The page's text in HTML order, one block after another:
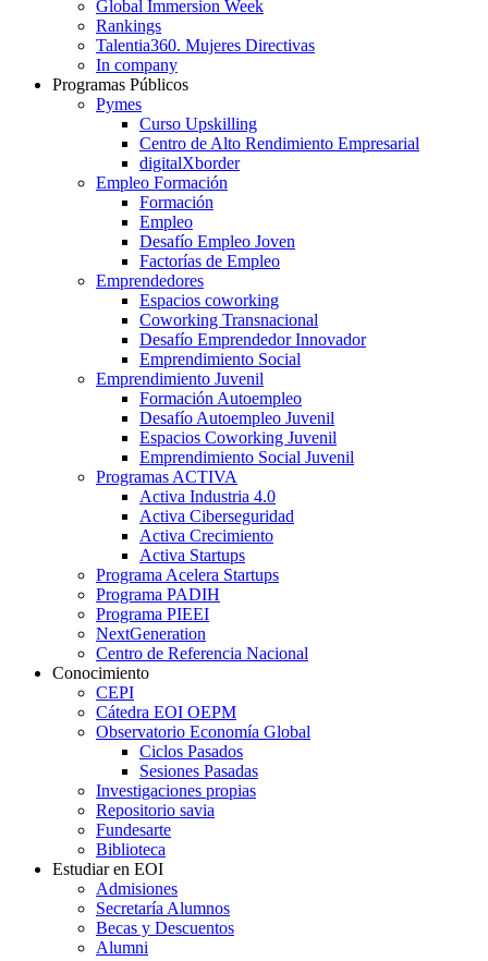
Global Immersion Week
Rankings
Talentia360. Mujeres Directivas
In company
Programas Públicos
Pymes
Curso Upskilling
Centro de Alto Rendimiento Empresarial
digitalXborder
Empleo Formación
Formación
Empleo
Desafío Empleo Joven
Factorías de Empleo
Emprendedores
Espacios coworking
Coworking Transnacional
Desafío Emprendedor Innovador
Emprendimiento Social
Emprendimiento Juvenil
Formación Autoempleo
Desafío Autoempleo Juvenil
Espacios Coworking Juvenil
Emprendimiento Social Juvenil
Programas ACTIVA
Activa Industria 4.0
Activa Ciberseguridad
Activa Crecimiento
Activa Startups
Programa Acelera Startups
Programa PADIH
Programa PIEEI
NextGeneration
Centro de Referencia Nacional
Conocimiento
CEPI
Cátedra EOI OEPM
Observatorio Economía Global
Ciclos Pasados
Sesiones Pasadas
Investigaciones propias
Repositorio savia
Fundesarte
Biblioteca
Estudiar en EOI
Admisiones
Secretaría Alumnos
Becas y Descuentos
Alumni